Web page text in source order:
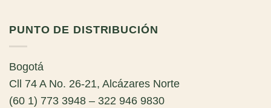
PUNTO DE DISTRIBUCIÓN
Bogotá
Cll 74 A No. 26-21, Alcázares Norte
(60 1) 773 3948 – 322 946 9830